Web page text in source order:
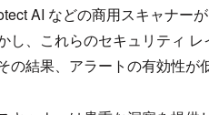
AI などの商用スキャナー
し、これらのセキュリティ
の結果、アラートの有効性が